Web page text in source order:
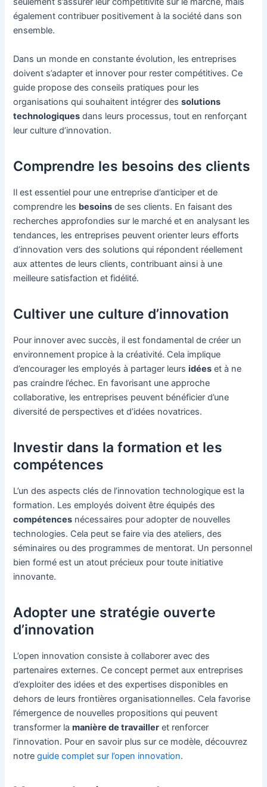
également contribuer positivement à la société dans son
ensemble.
Dans un monde en constante évolution, les entreprises
doivent s’adapter et innover pour rester compétitives. Ce
guide propose des conseils pratiques pour les
organisations qui souhaitent intégrer dessolutions
technologiques dans leurs processus, tout en renforçant
leur culture d’innovation.
Comprendre les besoins des clients
Il est essentiel pour une entreprise d’anticiper et de
comprendre les besoins de ses clients. En faisant des
recherches approfondies sur le marché et en analysant les
tendances, les entreprises peuvent orienter leurs efforts
d’innovation vers des solutions qui répondent réellement
aux attentes de leurs clients, contribuant ainsi à une
meilleure satisfaction et fidélité.
Cultiver une culture d’innovation
Pour innover avec succès, il est fondamental de créer un
environnement propice à la créativité. Cela implique
d’encourager les employés à partager leursidées et à ne
pas craindre l’échec. En favorisant une approche
collaborative, les entreprises peuvent bénéficier d’une
diversité de perspectives et d’idées novatrices.
Investir dans la formation et les
compétences
L’un des aspects clés de l’innovation technologique est la
formation. Les employés doivent être équipés des
compétences nécessaires pour adopter de nouvelles
technologies. Cela peut se faire via des ateliers, des
séminaires ou des programmes de mentorat. Un personnel
bien formé est un atout précieux pour toute initiative
innovante.
Adopter une stratégie ouverte
d’innovation
L’open innovation consiste à collaborer avec des
partenaires externes. Ce concept permet aux entreprises
d’exploiter des idées et des expertises disponibles en
dehors de leurs frontières organisationnelles. Cela favorise
l’émergence de nouvelles propositions qui peuvent
transformer lamanière de travailler et renforcer
l’innovation. Pour en savoir plus sur ce modèle, découvrez
notreguide complet sur l’open innovation.